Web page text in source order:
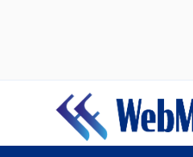
contenuto